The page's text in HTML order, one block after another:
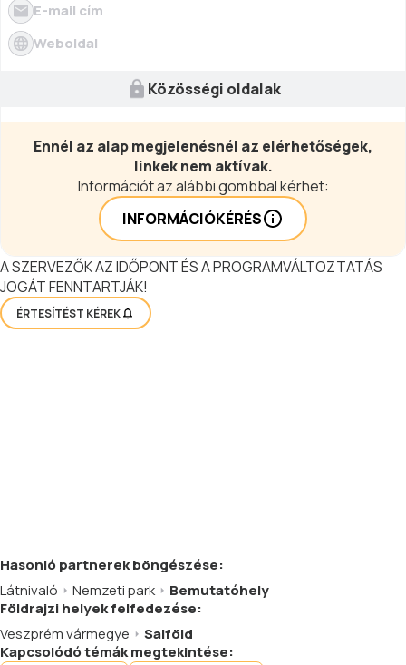
E-mail cím
Weboldal
Közösségi oldalak
Ennél az alap megjelenésnél az elérhetőségek,
linkek nem aktívak.
Információt az alábbi gombbal kérhet:
INFORMÁCIÓKÉRÉS
A SZERVEZŐK AZ IDŐPONT ÉS A PROGRAMVÁLTOZTATÁS
JOGÁT FENNTARTJÁK!
ÉRTESÍTÉST KÉREK
Hasonló partnerekböngészése:
Látnivaló
Nemzeti park
Bemutatóhely
Földrajzi helyek felfedezése:
Veszprém vármegye
Salföld
Kapcsolódó témák megtekintése: